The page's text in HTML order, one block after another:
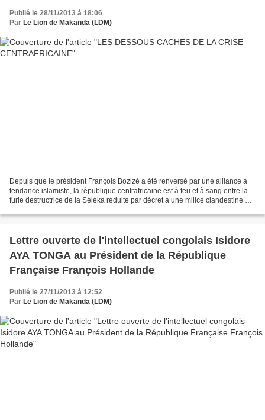
Publié le 28/11/2013 à 18:06
Par Le Lion de Makanda (LDM)
Depuis que le président François Bozizé a été renversé par une alliance à
tendance islamiste, la république centrafricaine est à feu et à sang entre la
furie destructrice de la Séléka réduite par décret à une milice clandestine et
Lettre ouverte de l'intellectuel congolais Isidore
AYA TONGA au Président de la République
Française François Hollande
Publié le 27/11/2013 à 12:52
Par Le Lion de Makanda (LDM)